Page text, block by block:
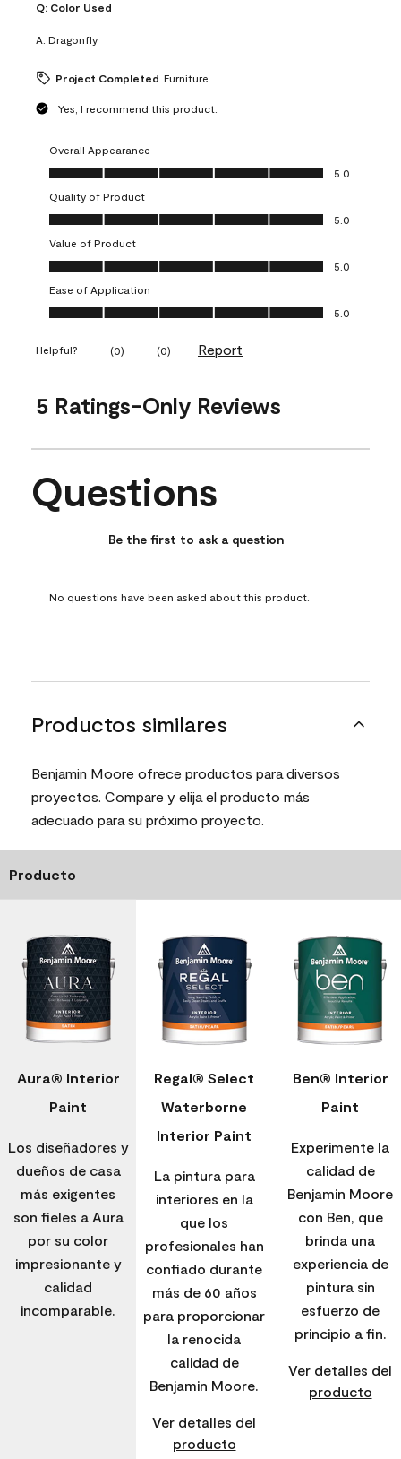
Q: Color Used
A: Dragonfly
Project Completed Furniture
Yes, I recommend this product.
Overall Appearance
Overall Appearance, 5.0 out of 5
5.0
Quality of Product
Quality of Product, 5.0 out of 5
5.0
Value of Product
Value of Product, 5.0 out of 5
5.0
Ease of Application
Ease of Application, 5.0 out of 5
5.0
Helpful? (0) (0) Report
5 Ratings-Only Reviews
No questions have been asked about this product.
Questions
Be the first to ask a question
No questions have been asked about this product.
Productos similares
Benjamin Moore ofrece productos para diversos
proyectos. Compare y elija el producto más
adecuado para su próximo proyecto.
Producto
Aura® Interior
Paint
Los diseñadores y
dueños de casa
más exigentes
son fieles a Aura
por su color
impresionante y
calidad
incomparable.
Regal® Select
Waterborne
Interior Paint
La pintura para
interiores en la
que los
profesionales han
confiado durante
más de 60 años
para proporcionar
la renocida
calidad de
Benjamin Moore.
Ver detalles del
producto
Ben® Interior
Paint
Experimente la
calidad de
Benjamin Moore
con Ben, que
brinda una
experiencia de
pintura sin
esfuerzo de
principio a fin.
Ver detalles del
producto